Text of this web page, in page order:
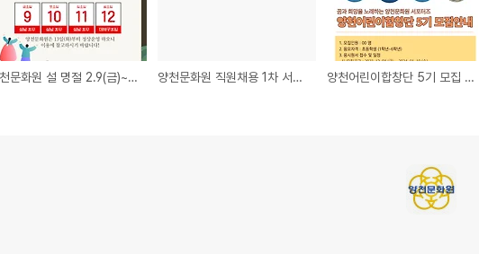
양천문화원 설 명절 2.9(금)~2.12(월) 휴관 안내 양천문화원 직원채용 1차 서류전형 합격자 발표 양천어린이합창단 5기 모집 안내